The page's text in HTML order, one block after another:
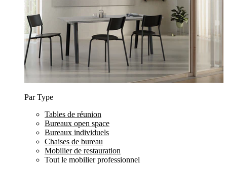
Par Type
Tables de réunion
Bureaux open space
Bureaux individuels
Chaises de bureau
Mobilier de restauration
Tout le mobilier professionnel